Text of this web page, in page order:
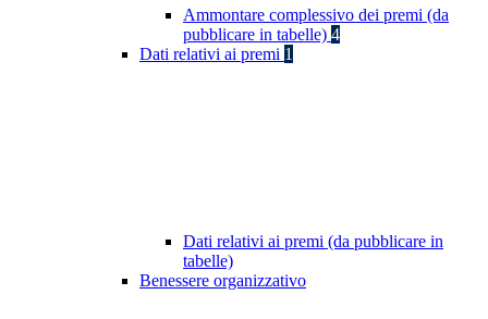
Ammontare complessivo dei premi (da
pubblicare in tabelle) 4
Dati relativi ai premi 1
Dati relativi ai premi (da pubblicare in
tabelle)
Benessere organizzativo